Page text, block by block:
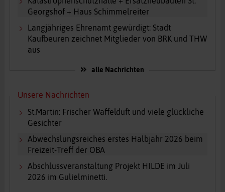
Georgshof + Haus Schimmelreiter
Langjähriges Ehrenamt gewürdigt: Stadt
Kaufbeuren zeichnet Mitglieder von BRK und THW
aus
alle Nachrichten
Unsere Nachrichten
St.Martin: Frischer Waffelduft und viele glückliche
Gesichter
Abwechslungsreiches erstes Halbjahr 2026 beim
Freizeit-Treff der OBA
Abschlussveranstaltung Projekt HILDE im Juli
2026 im Gulielminetti.